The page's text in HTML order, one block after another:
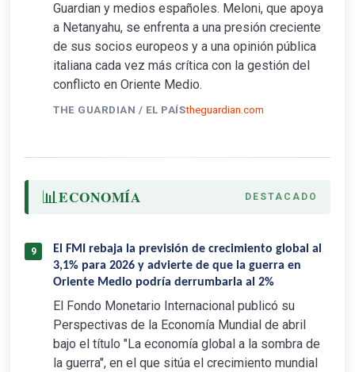
Guardian y medios españoles. Meloni, que apoya
a Netanyahu, se enfrenta a una presión creciente
de sus socios europeos y a una opinión pública
italiana cada vez más crítica con la gestión del
conflicto en Oriente Medio.
THE GUARDIAN / EL PAÍStheguardian.com
📊ECONOMÍA DESTACADO
9
El FMI rebaja la previsión de crecimiento global al
3,1% para 2026 y advierte de que la guerra en
Oriente Medio podría derrumbarla al 2%
El Fondo Monetario Internacional publicó su
Perspectivas de la Economía Mundial de abril
bajo el título "La economía global a la sombra de
la guerra", en el que sitúa el crecimiento mundial